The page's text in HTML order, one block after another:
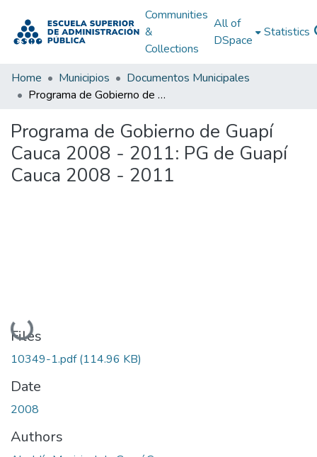
Communities
&
Collections
All of
DSpace
Statistics
Home Municipios
Documentos Municipales
Programa de Gobierno de Guapí Cauca 2008 - 2011: PG de Guapí Cauca 2008 - 2011
Programa de Gobierno de Guapí
Cauca 2008 - 2011: PG de Guapí
Cauca 2008 - 2011
Loading...
Files
10349-1.pdf(114.96 KB)
Date
2008
Authors